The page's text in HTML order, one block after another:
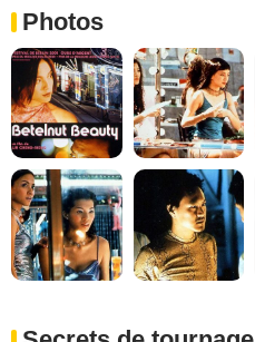
Photos